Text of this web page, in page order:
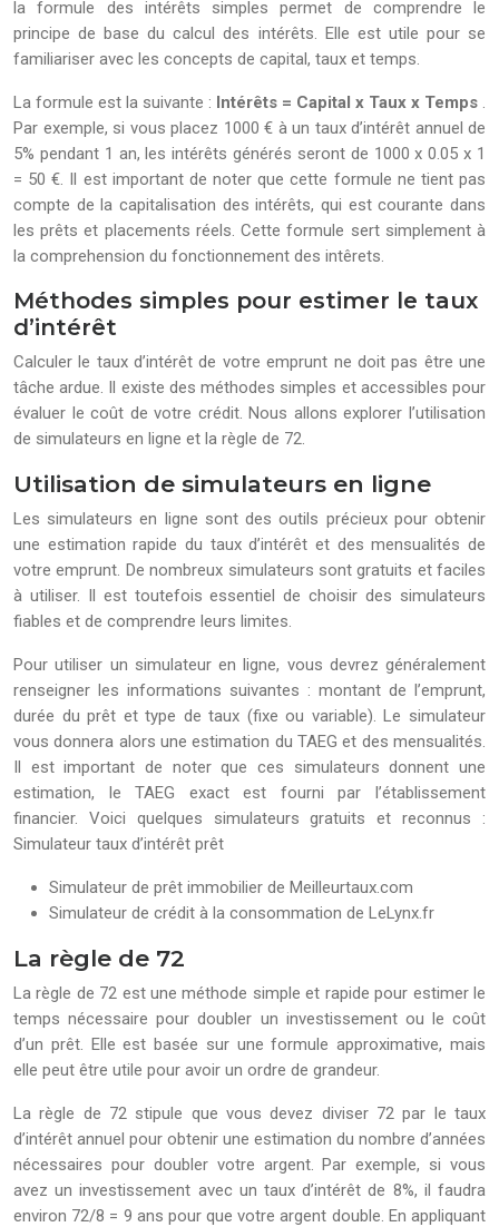
la formule des intérêts simples permet de comprendre le
principe de base du calcul des intérêts. Elle est utile pour se
familiariser avec les concepts de capital, taux et temps.
La formule est la suivante : Intérêts = Capital x Taux x Temps .
Par exemple, si vous placez 1000 € à un taux d’intérêt annuel de
5% pendant 1 an, les intérêts générés seront de 1000 x 0.05 x 1
= 50 €. Il est important de noter que cette formule ne tient pas
compte de la capitalisation des intérêts, qui est courante dans
les prêts et placements réels. Cette formule sert simplement à
la comprehension du fonctionnement des intêrets.
Méthodes simples pour estimer le taux
d’intérêt
Calculer le taux d’intérêt de votre emprunt ne doit pas être une
tâche ardue. Il existe des méthodes simples et accessibles pour
évaluer le coût de votre crédit. Nous allons explorer l’utilisation
de simulateurs en ligne et la règle de 72.
Utilisation de simulateurs en ligne
Les simulateurs en ligne sont des outils précieux pour obtenir
une estimation rapide du taux d’intérêt et des mensualités de
votre emprunt. De nombreux simulateurs sont gratuits et faciles
à utiliser. Il est toutefois essentiel de choisir des simulateurs
fiables et de comprendre leurs limites.
Pour utiliser un simulateur en ligne, vous devrez généralement
renseigner les informations suivantes : montant de l’emprunt,
durée du prêt et type de taux (fixe ou variable). Le simulateur
vous donnera alors une estimation du TAEG et des mensualités.
Il est important de noter que ces simulateurs donnent une
estimation, le TAEG exact est fourni par l’établissement
financier. Voici quelques simulateurs gratuits et reconnus :
Simulateur taux d’intérêt prêt
Simulateur de prêt immobilier de Meilleurtaux.com
Simulateur de crédit à la consommation de LeLynx.fr
La règle de 72
La règle de 72 est une méthode simple et rapide pour estimer le
temps nécessaire pour doubler un investissement ou le coût
d’un prêt. Elle est basée sur une formule approximative, mais
elle peut être utile pour avoir un ordre de grandeur.
La règle de 72 stipule que vous devez diviser 72 par le taux
d’intérêt annuel pour obtenir une estimation du nombre d’années
nécessaires pour doubler votre argent. Par exemple, si vous
avez un investissement avec un taux d’intérêt de 8%, il faudra
environ 72/8 = 9 ans pour que votre argent double. En appliquant